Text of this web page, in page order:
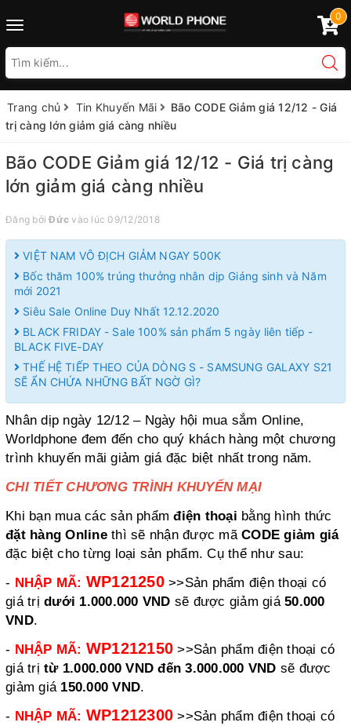
Toggle
0
Trang chủ Tin Khuyến Mãi
Bão CODE Giảm giá 12/12 - Giá
trị càng lớn giảm giá càng nhiều
Bão CODE Giảm giá 12/12 - Giá trị càng
lớn giảm giá càng nhiều
Đăng bởiĐức vào lúc 09/12/2018
VIỆT NAM VÔ ĐỊCH GIẢM NGAY 500K
Bốc thăm 100% trúng thưởng nhân dịp Giáng sinh và Năm
mới 2021
Siêu Sale Online Duy Nhất 12.12.2020
BLACK FRIDAY - Sale 100% sản phẩm 5 ngày liên tiếp -
BLACK FIVE-DAY
THẾ HỆ TIẾP THEO CỦA DÒNG S - SAMSUNG GALAXY S21
SẼ ẨN CHỨA NHỮNG BẤT NGỜ GÌ?
Nhân dịp ngày 12/12 – Ngày hội mua sắm Online,
Worldphone đem đến cho quý khách hàng một chương
trình khuyến mãi giảm giá đặc biệt nhất trong năm.
CHI TIẾT CHƯƠNG TRÌNH KHUYẾN MẠI
Khi bạn mua các sản phẩmđiện thoại bằng hình thức
đặt hàng Onlinethì sẽ nhận được mã CODE giảm giá
đặc biệt cho từng loại sản phẩm. Cụ thể như sau:
- NHẬP MÃ: WP121250>>Sản phẩm điện thoại có
giá trị dưới 1.000.000 VND sẽ được giảm giá 50.000
VND.
- NHẬP MÃ: WP1212150 >>Sản phẩm điện thoại có
giá trị từ 1.000.000 VND đến 3.000.000 VND sẽ được
giảm giá 150.000 VND.
- NHẬP MÃ: WP1212300 >>Sản phẩm điện thoại có